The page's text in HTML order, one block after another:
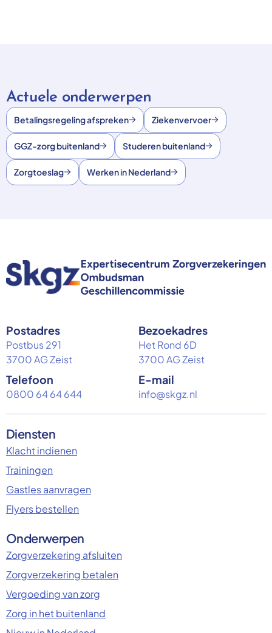
Actuele onderwerpen
Betalingsregeling afspreken Ziekenvervoer
GGZ-zorg buitenland Studeren buitenland
Zorgtoeslag Werken in Nederland
Postadres
Postbus 291
3700 AG Zeist
Bezoekadres
Het Rond 6D
3700 AG Zeist
Telefoon
0800 64 64 644
E-mail
info@skgz.nl
Diensten
Klacht indienen
Trainingen
Gastles aanvragen
Flyers bestellen
Onderwerpen
Zorgverzekering afsluiten
Zorgverzekering betalen
Vergoeding van zorg
Zorg in het buitenland